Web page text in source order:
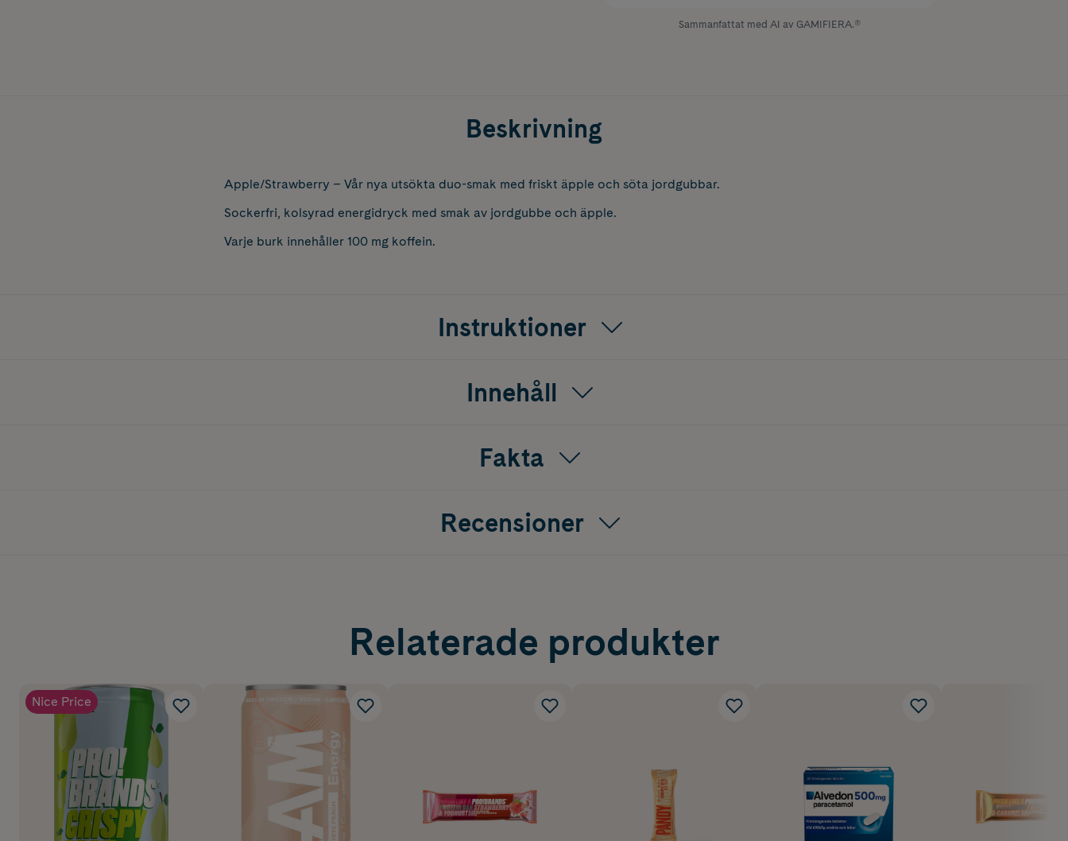
Sammanfattat med AI av GAMIFIERA.®
Beskrivning
Apple/Strawberry – Vår nya utsökta duo-smak med friskt äpple och söta jordgubbar.
Sockerfri, kolsyrad energidryck med smak av jordgubbe och äpple.
Varje burk innehåller 100 mg koffein.
Instruktioner
Innehåll
Fakta
Recensioner
Relaterade produkter
Nice Price